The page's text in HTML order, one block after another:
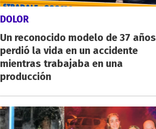
DOLOR
Un reconocido modelo de 37 años
perdió la vida en un accidente
mientras trabajaba en una
producción